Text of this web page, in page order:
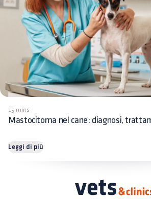
15 mins
Mastocitoma nel cane: diagnosi,
Leggi di più